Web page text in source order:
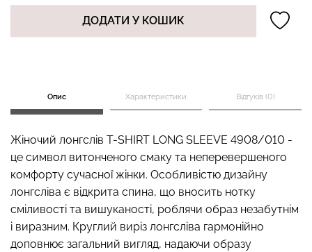
ДОДАТИ У КОШИК
Опис Характеристики Відгуків (0)
Жіночий лонгслів T-SHIRT LONG SLEEVE 4908/010 -
це символ витонченого смаку та неперевершеного
комфорту сучасної жінки. Особливістю дизайну
лонгсліва є відкрита спина, що вносить нотку
сміливості та вишуканості, роблячи образ незабутнім
і виразним. Круглий виріз лонгсліва гармонійно
доповнює загальний вигляд, надаючи образу
бретелях CAMI TOP
CAMI TOP RIB black
(чорний) Giulia